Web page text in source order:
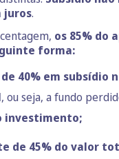
juros.
os 85% do
forma:
40% em subsídio
, ou seja, a fundo
investimento;
de 45% do valor